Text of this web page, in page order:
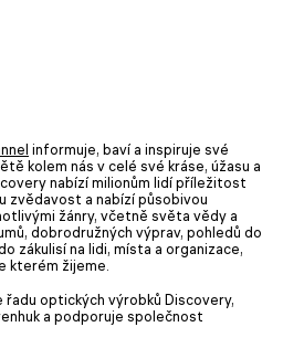
informuje, baví a inspiruje své
kolem nás v celé své kráse, úžasu a
nabízí milionům lidí příležitost
zvědavost a nabízí působivou
žánry, včetně světa vědy a
dobrodružných výprav, pohledů do
zákulisí na lidi, místa a organizace,
kterém žijeme.
optických výrobků Discovery,
a podporuje společnost